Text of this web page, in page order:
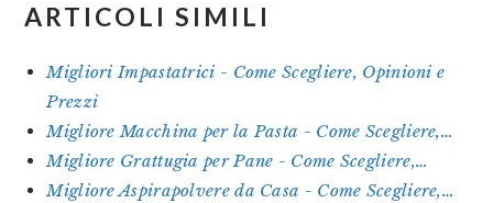
ARTICOLI SIMILI
Migliori Impastatrici - Come Scegliere, Opinioni e
Prezzi
Migliore Macchina per la Pasta - Come Scegliere,…
Migliore Grattugia per Pane - Come Scegliere,…
Migliore Aspirapolvere da Casa - Come Scegliere,…